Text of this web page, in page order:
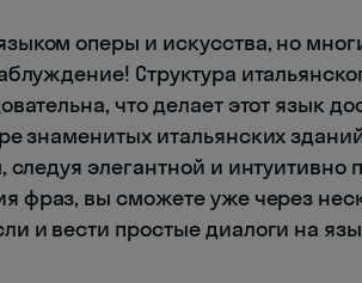
оперы и искусства, но
Структура
что делает этот язык
знаменитых итальянских
элегантной и интуитивно
фраз, вы сможете уже через
и вести простые диалоги на